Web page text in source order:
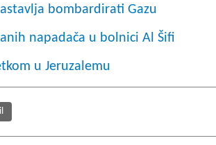
bombardirati Gazu
napadača u bolnici Al Šifi
u Jeruzalemu